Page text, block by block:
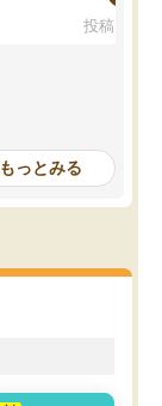
目のおかげで、手軽
が可視化されるので
がら意欲的に取り組
効果を実感している
できる塾です。
投稿日：
っとみる